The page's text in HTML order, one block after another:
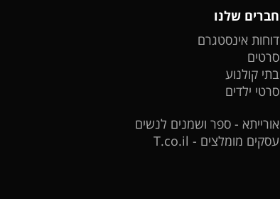
חברים שלנו
דוחות אינסטגרם
סרטים
בתי קולנוע
סרטי ילדים
אורייתא - ספר ושמנים לנשים
עסקים מומלצים - T.co.il